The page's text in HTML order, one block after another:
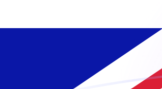
Rate information of GBP/MGF currency
Franco Malgache
28,842.6
144,213